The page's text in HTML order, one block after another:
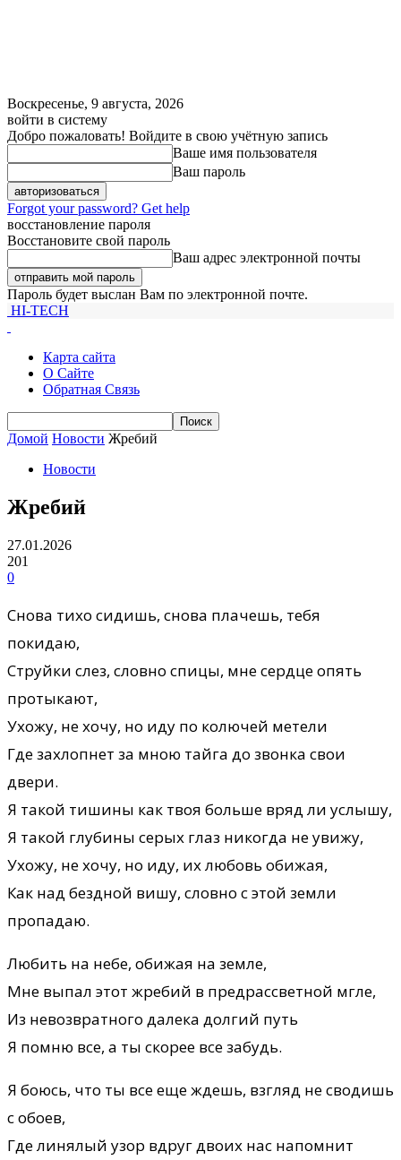
Воскресенье, 9 августа, 2026
войти в систему
Добро пожаловать! Войдите в свою учётную запись
Ваше имя пользователя
Ваш пароль
Forgot your password? Get help
восстановление пароля
Восстановите свой пароль
Ваш адрес электронной почты
Пароль будет выслан Вам по электронной почте.
HI-TECH
Карта сайта
О Сайте
Обратная Связь
Домой Новости Жребий
Новости
Жребий
27.01.2026
201
0
Снова тихо сидишь, снова плачешь, тебя
покидаю,
Струйки слез, словно спицы, мне сердце опять
протыкают,
Ухожу, не хочу, но иду по колючей метели
Где захлопнет за мною тайга до звонка свои
двери.
Я такой тишины как твоя больше вряд ли услышу,
Я такой глубины серых глаз никогда не увижу,
Ухожу, не хочу, но иду, их любовь обижая,
Как над бездной вишу, словно с этой земли
пропадаю.
Любить на небе, обижая на земле,
Мне выпал этот жребий в предрассветной мгле,
Из невозвратного далека долгий путь
Я помню все, а ты скорее все забудь.
Я боюсь, что ты все еще ждешь, взгляд не сводишь
с обоев,
Где линялый узор вдруг двоих нас напомнит